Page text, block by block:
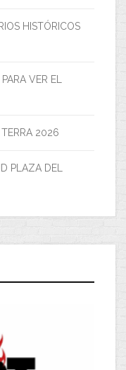
HISTÓRICOS
VER EL
2026
PLAZA DEL